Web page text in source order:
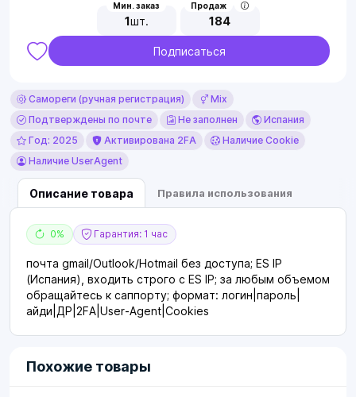
Мин. заказ
1шт.
Продаж
184
Подписаться
Самореги (ручная регистрация)
Mix
Подтверждены по почте
Не заполнен
Испания
Год: 2025
Активирована 2FA
Наличие Cookie
Наличие UserAgent
Описание товара Правила использования
0% Гарантия: 1 час
почта gmail/Outlook/Hotmail без доступа; ES IP
(Испания), входить строго с ES IP; за любым объемом
обращайтесь к саппорту; формат: логин|пароль|
айди|ДР|2FA|User-Agent|Cookies
Похожие товары